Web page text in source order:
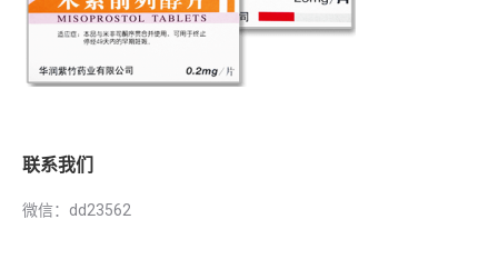
联系我们
微信：dd23562